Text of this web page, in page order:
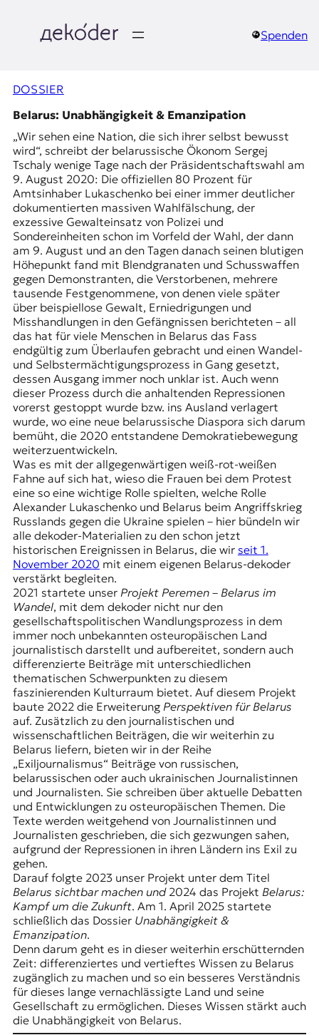
springen
e
k
o
d
e
r
|
D
E
K
O
D
E
R
W
i
s
s
e
n
J
o
u
r
n
a
s
m
u
s
u
n
d
M
e
d
i
e
n
k
o
m
p
e
t
e
n
z
z
Spenden
DOSSIER
Belarus: Unabhängigkeit & Emanzipation
„Wir sehen eine Nation, die sich ihrer selbst bewusst
wird“, schreibt der belarussische Ökonom Sergej
Tschaly wenige Tage nach der Präsidentschaftswahl am
9. August 2020: Die offiziellen 80 Prozent für
Amtsinhaber Lukaschenko bei einer immer deutlicher
dokumentierten massiven Wahlfälschung, der
exzessive Gewalteinsatz von Polizei und
Sondereinheiten schon im Vorfeld der Wahl, der dann
am 9. August und an den Tagen danach seinen blutigen
Höhepunkt fand mit Blendgranaten und Schusswaffen
gegen Demonstranten, die Verstorbenen, mehrere
tausende Festgenommene, von denen viele später
über beispiellose Gewalt, Erniedrigungen und
Misshandlungen in den Gefängnissen berichteten – all
das hat für viele Menschen in Belarus das Fass
endgültig zum Überlaufen gebracht und einen Wandel-
und Selbstermächtigungsprozess in Gang gesetzt,
dessen Ausgang immer noch unklar ist. Auch wenn
dieser Prozess durch die anhaltenden Repressionen
vorerst gestoppt wurde bzw. ins Ausland verlagert
wurde, wo eine neue belarussische Diaspora sich darum
bemüht, die 2020 entstandene Demokratiebewegung
weiterzuentwickeln.
Was es mit der allgegenwärtigen weiß-rot-weißen
Fahne auf sich hat, wieso die Frauen bei dem Protest
eine so eine wichtige Rolle spielten, welche Rolle
Alexander Lukaschenko und Belarus beim Angriffskrieg
Russlands gegen die Ukraine spielen – hier bündeln wir
alle dekoder-Materialien zu den schon jetzt
historischen Ereignissen in Belarus, die wir seit 1.
November 2020 mit einem eigenen Belarus-dekoder
verstärkt begleiten.
2021 startete unserProjekt Peremen – Belarus im
Wandel, mit dem dekoder nicht nur den
gesellschaftspolitischen Wandlungsprozess in dem
immer noch unbekannten osteuropäischen Land
journalistisch darstellt und aufbereitet, sondern auch
differenzierte Beiträge mit unterschiedlichen
thematischen Schwerpunkten zu diesem
faszinierenden Kulturraum bietet. Auf diesem Projekt
baute 2022 die Erweiterung Perspektiven für Belarus
auf. Zusätzlich zu den journalistischen und
wissenschaftlichen Beiträgen, die wir weiterhin zu
Belarus liefern, bieten wir in der Reihe
„Exiljournalismus“ Beiträge von russischen,
belarussischen oder auch ukrainischen Journalistinnen
und Journalisten. Sie schreiben über aktuelle Debatten
und Entwicklungen zu osteuropäischen Themen. Die
Texte werden weitgehend von Journalistinnen und
Journalisten geschrieben, die sich gezwungen sahen,
aufgrund der Repressionen in ihren Ländern ins Exil zu
gehen.
Darauf folgte 2023 unser Projekt unter dem Titel
Belarus sichtbar machen und2024 das Projekt Belarus:
Kampf um die Zukunft. Am 1. April 2025 startete
schließlich das Dossier Unabhängigkeit &
Emanzipation.
Denn darum geht es in dieser weiterhin erschütternden
Zeit: differenziertes und vertieftes Wissen zu Belarus
zugänglich zu machen und so ein besseres Verständnis
für dieses lange vernachlässigte Land und seine
Gesellschaft zu ermöglichen. Dieses Wissen stärkt auch
die Unabhängigkeit von Belarus.